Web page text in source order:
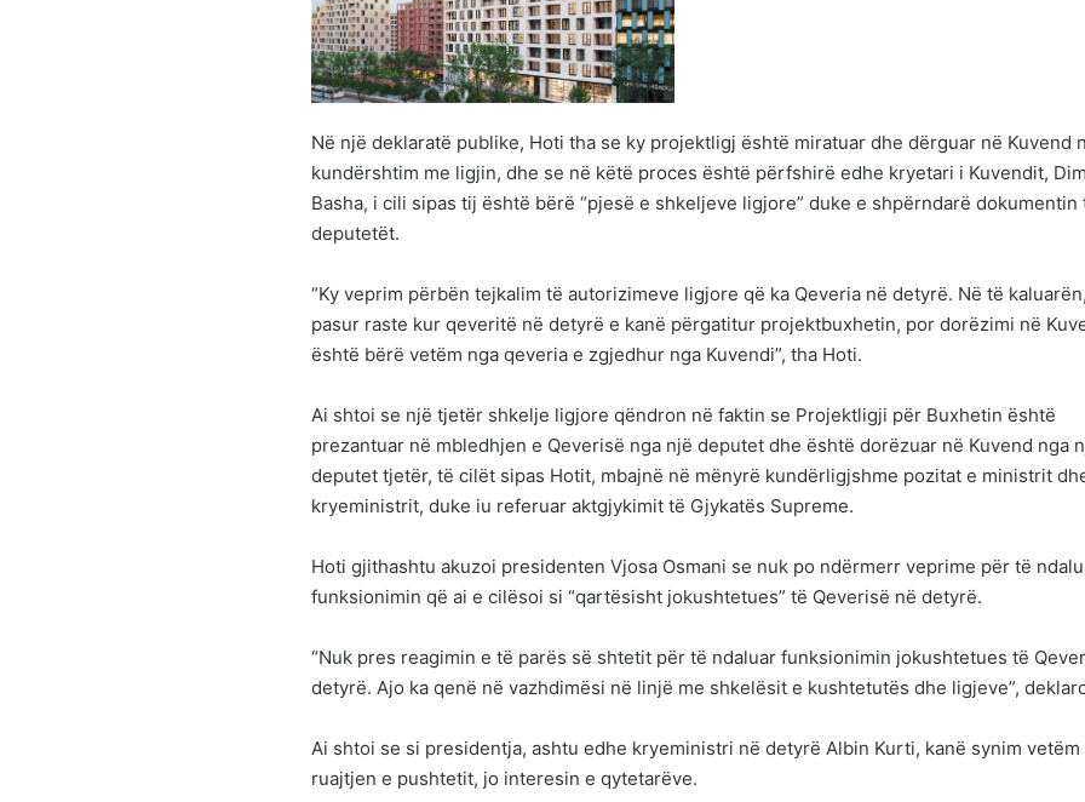
Në një deklaratë publike, Hoti tha se ky projektligj është miratuar dhe dërguar në Kuvend
kundërshtim me ligjin, dhe se në këtë proces është përfshirë edhe kryetari i Kuvendit,
Basha, i cili sipas tij është bërë “pjesë e shkeljeve ligjore” duke e shpërndarë dokumentin
deputetët.
“Ky veprim përbën tejkalim të autorizimeve ligjore që ka Qeveria në detyrë. Në të
pasur raste kur qeveritë në detyrë e kanë përgatitur projektbuxhetin, por dorëzimi në
është bërë vetëm nga qeveria e zgjedhur nga Kuvendi”, tha Hoti.
Ai shtoi se një tjetër shkelje ligjore qëndron në faktin se Projektligji për Buxhetin është
prezantuar në mbledhjen e Qeverisë nga një deputet dhe është dorëzuar në Kuvend nga
deputet tjetër, të cilët sipas Hotit, mbajnë në mënyrë kundërligjshme pozitat e ministrit
kryeministrit, duke iu referuar aktgjykimit të Gjykatës Supreme.
Hoti gjithashtu akuzoi presidenten Vjosa Osmani se nuk po ndërmerr veprime për të
funksionimin që ai e cilësoi si “qartësisht jokushtetues” të Qeverisë në detyrë.
“Nuk pres reagimin e të parës së shtetit për të ndaluar funksionimin jokushtetues të
detyrë. Ajo ka qenë në vazhdimësi në linjë me shkelësit e kushtetutës dhe ligjeve”,
Ai shtoi se si presidentja, ashtu edhe kryeministri në detyrë Albin Kurti, kanë synim vetëm
ruajtjen e pushtetit, jo interesin e qytetarëve.